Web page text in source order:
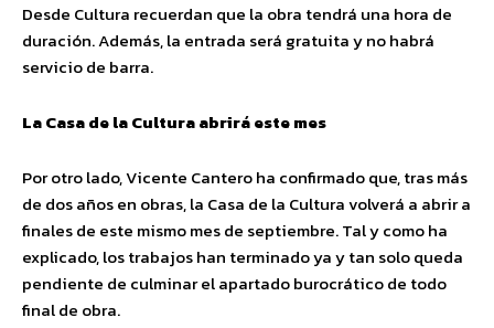
Desde Cultura recuerdan que la obra tendrá una hora de
duración. Además, la entrada será gratuita y no habrá
servicio de barra.
La Casa de la Cultura abrirá este mes
Por otro lado, Vicente Cantero ha confirmado que, tras más
de dos años en obras, la Casa de la Cultura volverá a abrir a
finales de este mismo mes de septiembre. Tal y como ha
explicado, los trabajos han terminado ya y tan solo queda
pendiente de culminar el apartado burocrático de todo
final de obra.